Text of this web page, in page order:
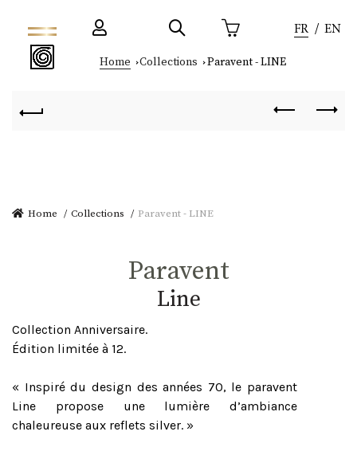
Home Collections Paravent - LINE
Home Collections Paravent - LINE
Paravent
line
Collection Anniversaire.
Édition limitée à 12.
« Inspiré du design des années 70, le paravent
Line propose une lumière d’ambiance
chaleureuse aux reflets silver. »
FR EN